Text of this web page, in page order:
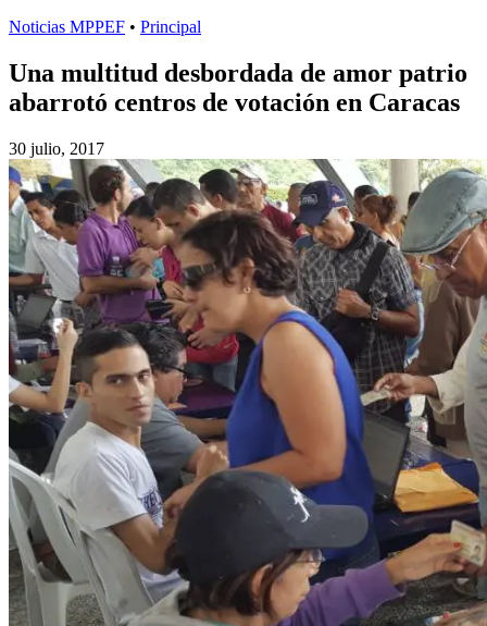
Noticias MPPEF • Principal
Una multitud desbordada de amor patrio
abarrotó centros de votación en Caracas
30 julio, 2017